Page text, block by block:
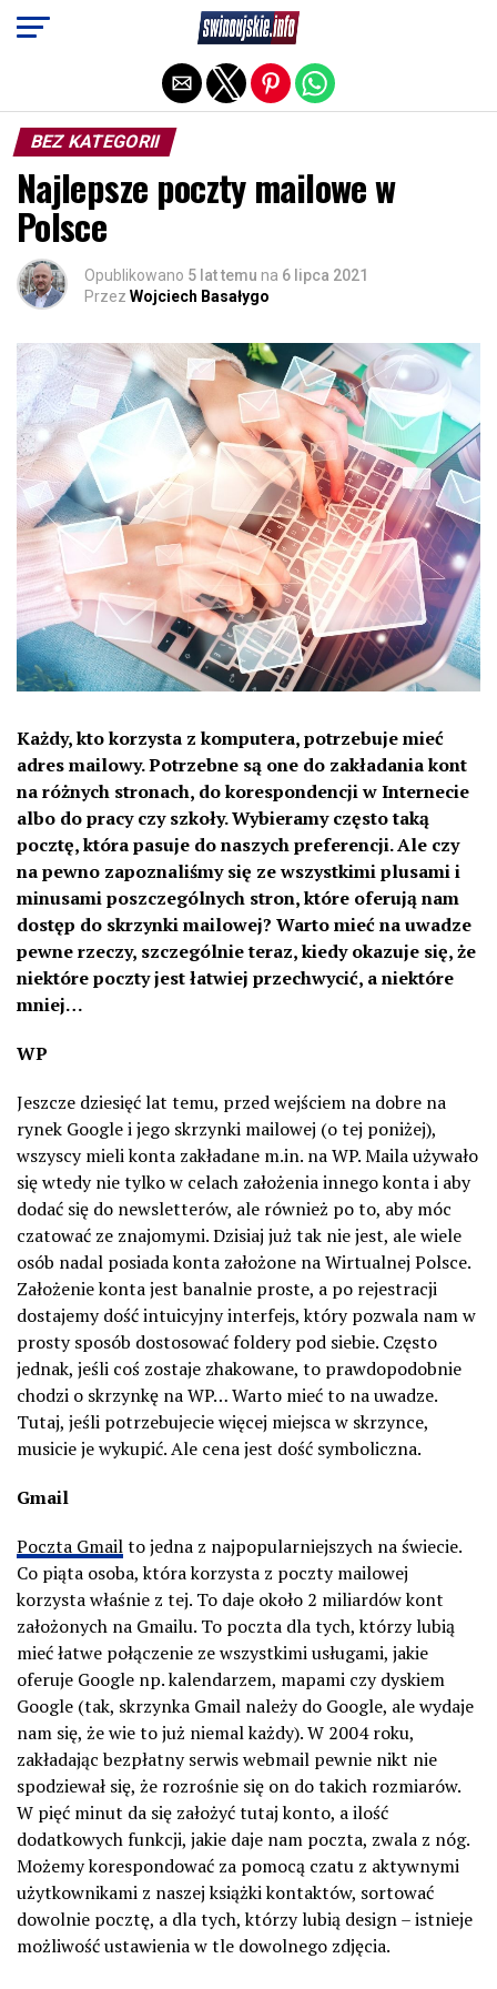
BEZ KATEGORII
Najlepsze poczty mailowe w
Polsce
Opublikowano 5 lat temu na 6 lipca 2021
Przez Wojciech Basałygo
Każdy, kto korzysta z komputera, potrzebuje mieć
adres mailowy. Potrzebne są one do zakładania kont
na różnych stronach, do korespondencji w Internecie
albo do pracy czy szkoły. Wybieramy często taką
pocztę, która pasuje do naszych preferencji. Ale czy
na pewno zapoznaliśmy się ze wszystkimi plusami i
minusami poszczególnych stron, które oferują nam
dostęp do skrzynki mailowej? Warto mieć na uwadze
pewne rzeczy, szczególnie teraz, kiedy okazuje się, że
niektóre poczty jest łatwiej przechwycić, a niektóre
mniej…
WP
Jeszcze dziesięć lat temu, przed wejściem na dobre na
rynek Google i jego skrzynki mailowej (o tej poniżej),
wszyscy mieli konta zakładane m.in. na WP. Maila używało
się wtedy nie tylko w celach założenia innego konta i aby
dodać się do newsletterów, ale również po to, aby móc
czatować ze znajomymi. Dzisiaj już tak nie jest, ale wiele
osób nadal posiada konta założone na Wirtualnej Polsce.
Założenie konta jest banalnie proste, a po rejestracji
dostajemy dość intuicyjny interfejs, który pozwala nam w
prosty sposób dostosować foldery pod siebie. Często
jednak, jeśli coś zostaje zhakowane, to prawdopodobnie
chodzi o skrzynkę na WP… Warto mieć to na uwadze.
Tutaj, jeśli potrzebujecie więcej miejsca w skrzynce,
musicie je wykupić. Ale cena jest dość symboliczna.
Gmail
Poczta Gmailto jedna z najpopularniejszych na świecie.
Co piąta osoba, która korzysta z poczty mailowej
korzysta właśnie z tej. To daje około 2 miliardów kont
założonych na Gmailu. To poczta dla tych, którzy lubią
mieć łatwe połączenie ze wszystkimi usługami, jakie
oferuje Google np. kalendarzem, mapami czy dyskiem
Google (tak, skrzynka Gmail należy do Google, ale wydaje
nam się, że wie to już niemal każdy). W 2004 roku,
zakładając bezpłatny serwis webmail pewnie nikt nie
spodziewał się, że rozrośnie się on do takich rozmiarów.
W pięć minut da się założyć tutaj konto, a ilość
dodatkowych funkcji, jakie daje nam poczta, zwala z nóg.
Możemy korespondować za pomocą czatu z aktywnymi
użytkownikami z naszej książki kontaktów, sortować
dowolnie pocztę, a dla tych, którzy lubią design – istnieje
możliwość ustawienia w tle dowolnego zdjęcia.
Exit mobile version